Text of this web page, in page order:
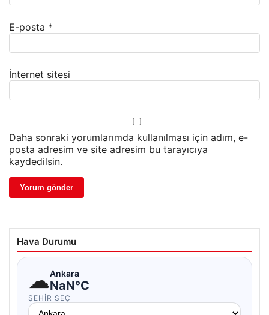
E-posta *
İnternet sitesi
Daha sonraki yorumlarımda kullanılması için adım, e-
posta adresim ve site adresim bu tarayıcıya
kaydedilsin.
Hava Durumu
☁Ankara
NaN°C
ŞEHIR SEÇ